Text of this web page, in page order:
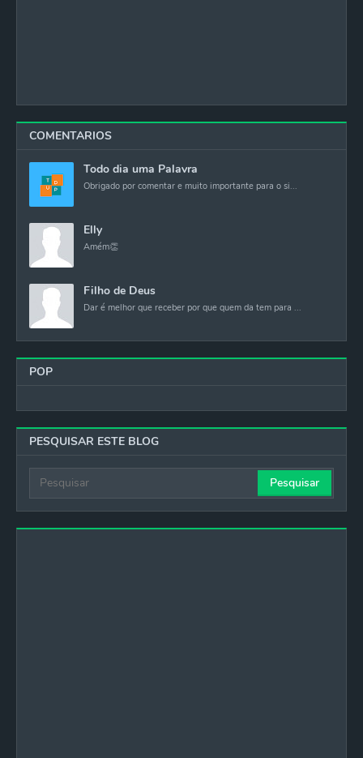
COMENTARIOS
Todo dia uma Palavra
Obrigado por comentar e muito importante para o si...
Elly
Amém👏
Filho de Deus
Dar é melhor que receber por que quem da tem para ...
POP
PESQUISAR ESTE BLOG